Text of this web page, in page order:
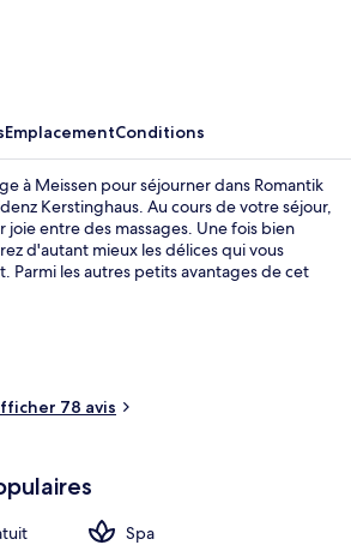
EmplacementConditions
à Meissen pour séjourner dans Romantik
Kerstinghaus. Au cours de votre séjour,
entre des massages. Une fois bien
d'autant mieux les délices qui vous
Parmi les autres petits avantages de cet
adorent le personnel attentionné.
une courte distance à pied des transports
Altstadt se trouve à 13 min à peine.
78 avis
Spa